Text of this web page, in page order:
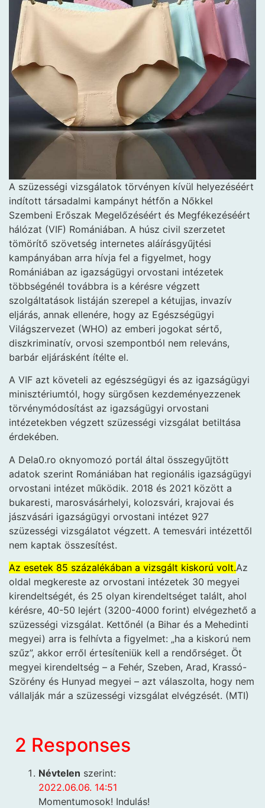
A szüzességi vizsgálatok törvényen kívül helyezéséért
indított társadalmi kampányt hétfőn a Nőkkel
Szembeni Erőszak Megelőzéséért és Megfékezéséért
hálózat (VIF) Romániában. A húsz civil szerzetet
tömörítő szövetség internetes aláírásgyűjtési
kampányában arra hívja fel a figyelmet, hogy
Romániában az igazságügyi orvostani intézetek
többségénél továbbra is a kérésre végzett
szolgáltatások listáján szerepel a kétujjas, invazív
eljárás, annak ellenére, hogy az Egészségügyi
Világszervezet (WHO) az emberi jogokat sértő,
diszkriminatív, orvosi szempontból nem releváns,
barbár eljárásként ítélte el.
A VIF azt követeli az egészségügyi és az igazságügyi
minisztériumtól, hogy sürgősen kezdeményezzenek
törvénymódosítást az igazságügyi orvostani
intézetekben végzett szüzességi vizsgálat betiltása
érdekében.
A Dela0.ro oknyomozó portál által összegyűjtött
adatok szerint Romániában hat regionális igazságügyi
orvostani intézet működik. 2018 és 2021 között a
bukaresti, marosvásárhelyi, kolozsvári, krajovai és
jászvásári igazságügyi orvostani intézet 927
szüzességi vizsgálatot végzett. A temesvári intézettől
nem kaptak összesítést.
Az esetek 85 százalékában a vizsgált kiskorú volt.Az
oldal megkereste az orvostani intézetek 30 megyei
kirendeltségét, és 25 olyan kirendeltséget talált, ahol
kérésre, 40-50 lejért (3200-4000 forint) elvégezhető a
szüzességi vizsgálat. Kettőnél (a Bihar és a Mehedinti
megyei) arra is felhívta a figyelmet: „ha a kiskorú nem
szűz”, akkor erről értesíteniük kell a rendőrséget. Öt
megyei kirendeltség – a Fehér, Szeben, Arad, Krassó-
Szörény és Hunyad megyei – azt válaszolta, hogy nem
vállalják már a szüzességi vizsgálat elvégzését. (MTI)
2 Responses
Névtelen szerint:
2022.06.06. 14:51
Momentumosok! Indulás!